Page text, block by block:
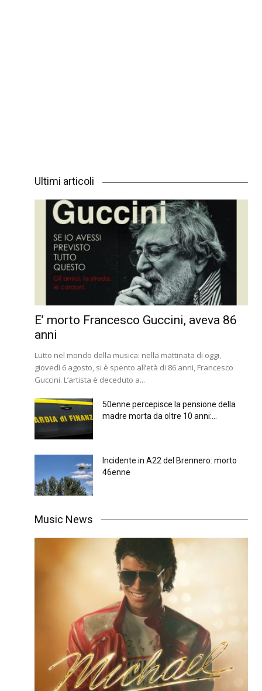
Ultimi articoli
E’ morto Francesco Guccini, aveva 86
anni
Lutto nel mondo della musica: nella mattinata di oggi,
giovedì 6 agosto, si è spento all’età di 86 anni, Francesco
Guccini. L’artista è deceduto a...
50enne percepisce la pensione della
madre morta da oltre 10 anni:...
Incidente in A22 del Brennero: morto
46enne
Music News